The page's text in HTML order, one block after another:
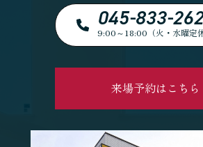
045-833-
9:00～18:00（火・水曜定休
来場予約はこちら